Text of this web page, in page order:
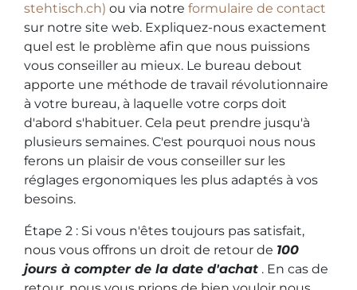
stehtisch.ch) ou via notre formulaire de contact
sur notre site web. Expliquez-nous exactement
quel est le problème afin que nous puissions
vous conseiller au mieux. Le bureau debout
apporte une méthode de travail révolutionnaire
à votre bureau, à laquelle votre corps doit
d'abord s'habituer. Cela peut prendre jusqu'à
plusieurs semaines. C'est pourquoi nous nous
ferons un plaisir de vous conseiller sur les
réglages ergonomiques les plus adaptés à vos
besoins.
Étape 2 : Si vous n'êtes toujours pas satisfait,
nous vous offrons un droit de retour de 100
jours à compter de la date d'achat . En cas de